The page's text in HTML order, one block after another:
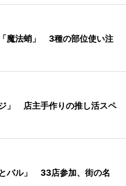
魔法蛸」 3種の部位使い注
」 店主手作りの推し活スペ
バル」 33店参加、街の名